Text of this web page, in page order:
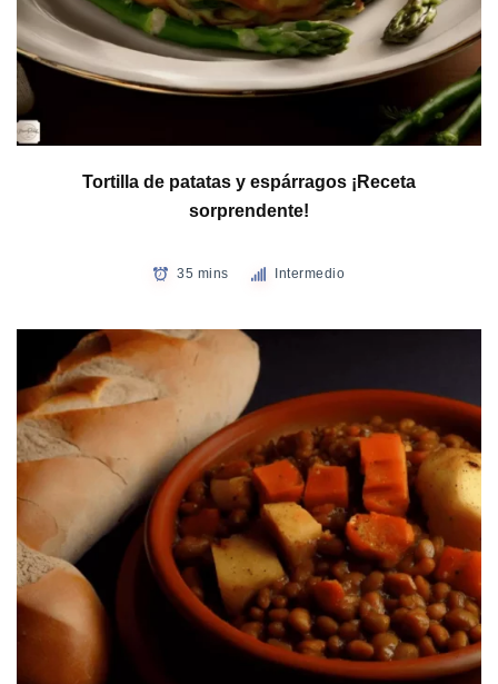
Tortilla de patatas y espárragos ¡Receta
sorprendente!
35 mins Intermedio